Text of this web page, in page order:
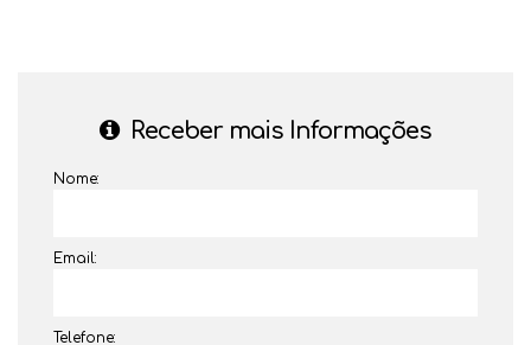
Receber mais Informações
Nome:
Email:
Telefone: